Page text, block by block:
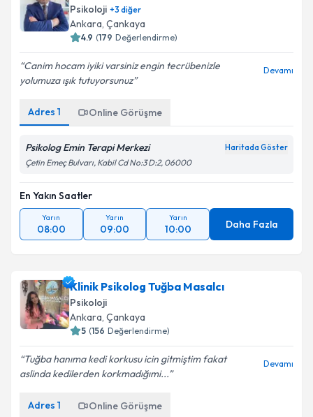
Psikoloji +3 diğer
Ankara, Çankaya
4.9 (179 Değerlendirme)
Canim hocam iyiki varsiniz engin tecrübenizle
yolumuza ışık tutuyorsunuz
Devamı
Adres 1 Online Görüşme
Psikolog Emin Terapi Merkezi Haritada Göster
Çetin Emeç Bulvarı, Kabil Cd No:3 D:2, 06000
En Yakın Saatler
Yarın
08:00
Yarın
09:00
Yarın
10:00 Daha Fazla
Klinik Psikolog Tuğba Masalcı
Psikoloji
Ankara, Çankaya
5 (156 Değerlendirme)
Tuğba hanıma kedi korkusu icin gitmiştim fakat
aslinda kedilerden korkmadığımi...
Devamı
Adres 1 Online Görüşme